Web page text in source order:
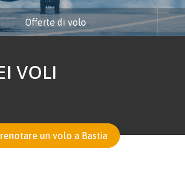
Offerte di volo
VOLI
un volo a Bastia